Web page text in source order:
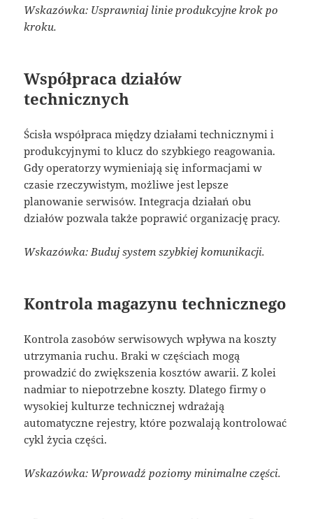
Wskazówka: Usprawniaj linie produkcyjne krok po
kroku.
Współpraca działów
technicznych
Ścisła współpraca między działami technicznymi i
produkcyjnymi to klucz do szybkiego reagowania.
Gdy operatorzy wymieniają się informacjami w
czasie rzeczywistym, możliwe jest lepsze
planowanie serwisów. Integracja działań obu
działów pozwala także poprawić organizację pracy.
Wskazówka: Buduj system szybkiej komunikacji.
Kontrola magazynu technicznego
Kontrola zasobów serwisowych wpływa na koszty
utrzymania ruchu. Braki w częściach mogą
prowadzić do zwiększenia kosztów awarii. Z kolei
nadmiar to niepotrzebne koszty. Dlatego firmy o
wysokiej kulturze technicznej wdrażają
automatyczne rejestry, które pozwalają kontrolować
cykl życia części.
Wskazówka: Wprowadź poziomy minimalne części.